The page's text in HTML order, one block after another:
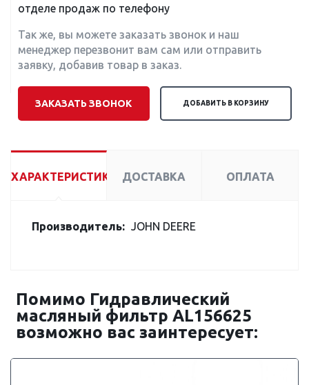
отделе продаж по телефону
Так же, вы можете заказать звонок и наш
менеджер перезвонит вам сам или отправить
заявку, добавив товар в заказ.
ЗАКАЗАТЬ ЗВОНОК ДОБАВИТЬ В КОРЗИНУ
ХАРАКТЕРИСТИКИ ДОСТАВКА ОПЛАТА
Производитель: JOHN DEERE
Помимо Гидравлический
масляный фильтр AL156625
возможно вас заинтересует: